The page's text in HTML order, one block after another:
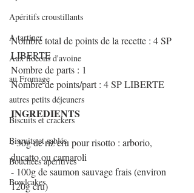
Apéritifs croustillants
A tartiner
Aux flocons d'avoine
au Fromage
autres petits déjeuners
Biscuits et crackers
Biscuits et sablés
Bouchées apéritives
Bowlcakes
Nombre total de points de la recette : 4 SP
LIBERTE
Nombre de parts : 1
Nombre de points/part : 4 SP LIBERTE
INGREDIENTS
- 30g de riz cru pour risotto : arborio,
ducatto ou carnaroli
- 100g de saumon sauvage frais (environ
120g cru)